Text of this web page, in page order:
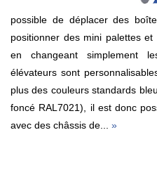
possible de déplacer des
positionner des mini palettes et
en changeant simplement
élévateurs sont
plus des couleurs standards
foncé RAL7021), il est donc
avec des châssis de... »